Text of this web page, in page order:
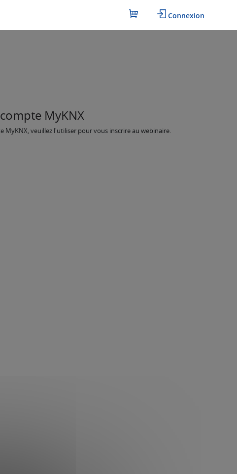
Connexion
MyKNX
MyKNX, veuillez l'utiliser pour vous inscrire au webinaire.